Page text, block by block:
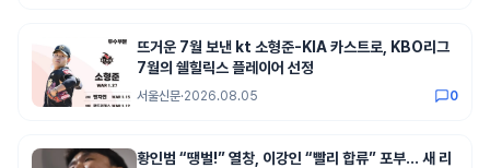
뜨거운 7월 보낸 kt 소형준-KIA 카스트로, KBO리그
7월의 쉘힐릭스 플레이어 선정
서울신문·2026.08.05 0
황인범 “땡벌!” 열창, 이강인 “빨리 합류” 포부… 새 리